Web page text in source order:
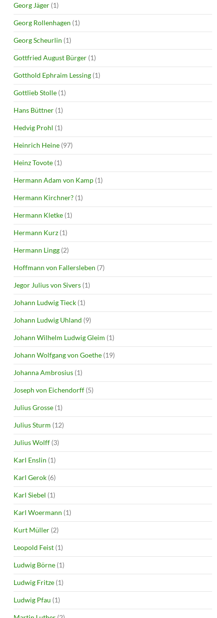
Georg Jäger (1)
Georg Rollenhagen (1)
Georg Scheurlin (1)
Gottfried August Bürger (1)
Gotthold Ephraim Lessing (1)
Gottlieb Stolle (1)
Hans Büttner (1)
Hedvig Prohl (1)
Heinrich Heine (97)
Heinz Tovote (1)
Hermann Adam von Kamp (1)
Hermann Kirchner? (1)
Hermann Kletke (1)
Hermann Kurz (1)
Hermann Lingg (2)
Hoffmann von Fallersleben (7)
Jegor Julius von Sivers (1)
Johann Ludwig Tieck (1)
Johann Ludwig Uhland (9)
Johann Wilhelm Ludwig Gleim (1)
Johann Wolfgang von Goethe (19)
Johanna Ambrosius (1)
Joseph von Eichendorff (5)
Julius Grosse (1)
Julius Sturm (12)
Julius Wolff (3)
Karl Enslin (1)
Karl Gerok (6)
Karl Siebel (1)
Karl Woermann (1)
Kurt Müller (2)
Leopold Feist (1)
Ludwig Börne (1)
Ludwig Fritze (1)
Ludwig Pfau (1)